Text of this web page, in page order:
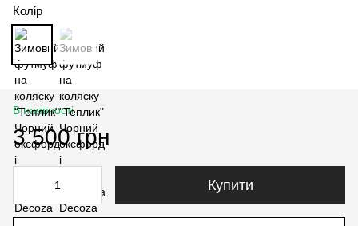
Колір
В наявності
3 500 грн
Купити